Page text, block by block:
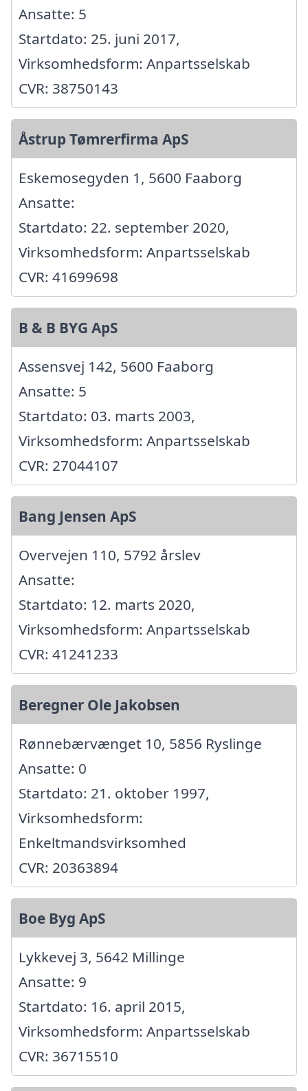
Ansatte: 5
Startdato: 25. juni 2017,
Virksomhedsform: Anpartsselskab
CVR: 38750143
Åstrup Tømrerfirma ApS
Eskemosegyden 1, 5600 Faaborg
Ansatte:
Startdato: 22. september 2020,
Virksomhedsform: Anpartsselskab
CVR: 41699698
B & B BYG ApS
Assensvej 142, 5600 Faaborg
Ansatte: 5
Startdato: 03. marts 2003,
Virksomhedsform: Anpartsselskab
CVR: 27044107
Bang Jensen ApS
Overvejen 110, 5792 årslev
Ansatte:
Startdato: 12. marts 2020,
Virksomhedsform: Anpartsselskab
CVR: 41241233
Beregner Ole Jakobsen
Rønnebærvænget 10, 5856 Ryslinge
Ansatte: 0
Startdato: 21. oktober 1997,
Virksomhedsform:
Enkeltmandsvirksomhed
CVR: 20363894
Boe Byg ApS
Lykkevej 3, 5642 Millinge
Ansatte: 9
Startdato: 16. april 2015,
Virksomhedsform: Anpartsselskab
CVR: 36715510